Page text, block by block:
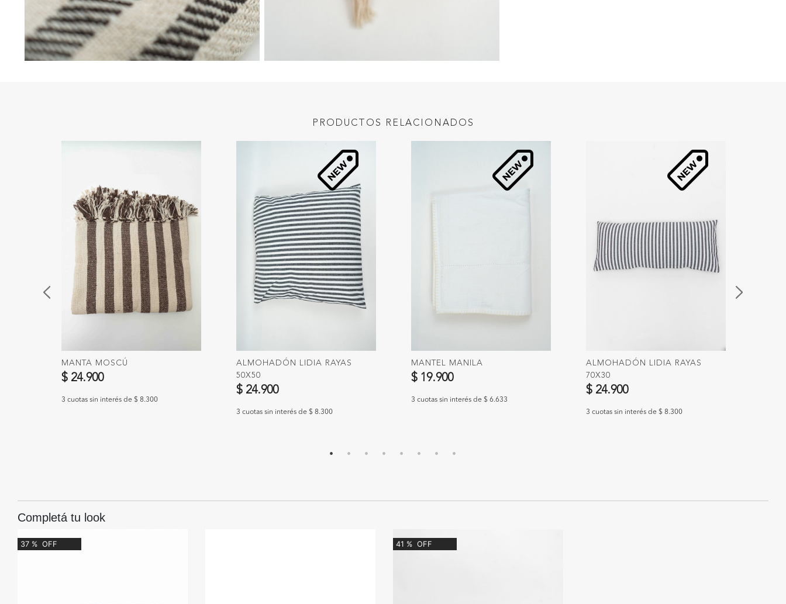
PRODUCTOS RELACIONADOS
MANTA MOSCÚ
$ 24.900
3 cuotas sin interés de $ 8.300
ALMOHADÓN LIDIA RAYAS
50X50
$ 24.900
3 cuotas sin interés de $ 8.300
MANTEL MANILA
$ 19.900
3 cuotas sin interés de $ 6.633
ALMOHADÓN LIDIA RAYAS
70X30
$ 24.900
3 cuotas sin interés de $ 8.300
Completá tu look
37 % OFF 41 % OFF